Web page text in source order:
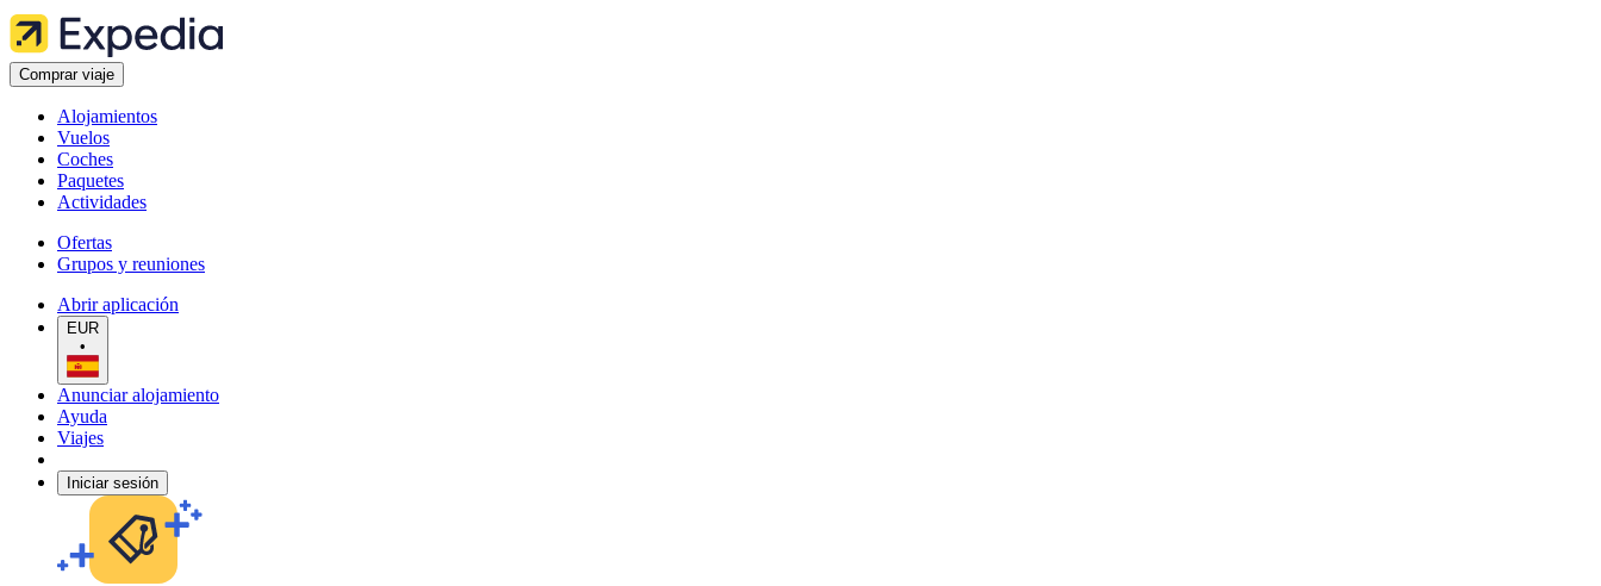
Comprar viaje
Alojamientos
Vuelos
Coches
Paquetes
Actividades
Ofertas
Grupos y reuniones
Abrir aplicación
EUR
•
Anunciar alojamiento
Ayuda
Viajes
Iniciar sesión